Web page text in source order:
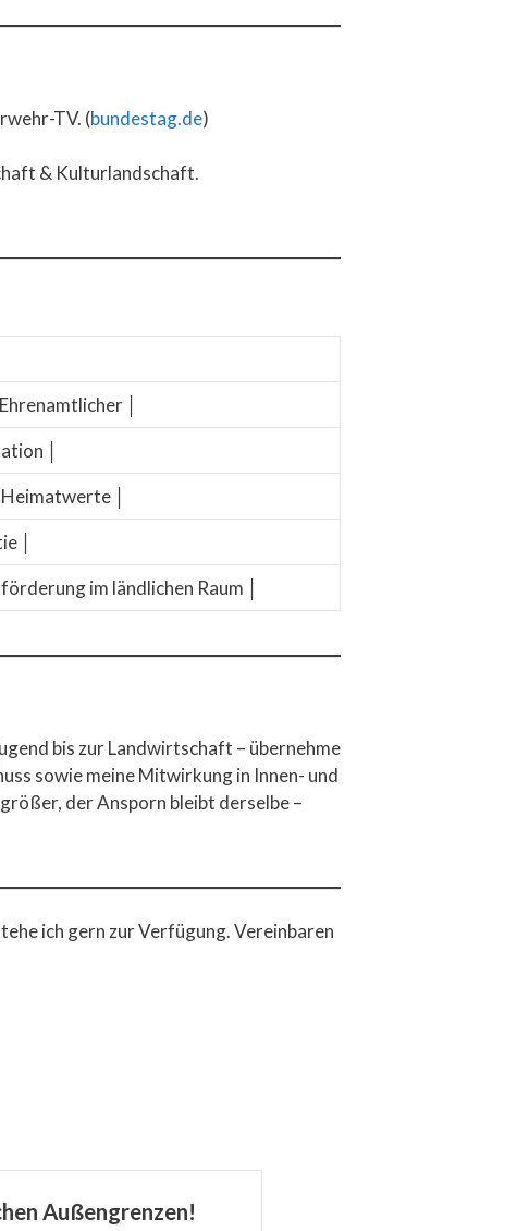
TV. (bundestag.de)
& Kulturlandschaft.
│
│
│
│
im ländlichen Raum │
bis zur Landwirtschaft – übernehme
sowie meine Mitwirkung in Innen- und
der Ansporn bleibt derselbe –
ich gern zur Verfügung. Vereinbaren
Außengrenzen!